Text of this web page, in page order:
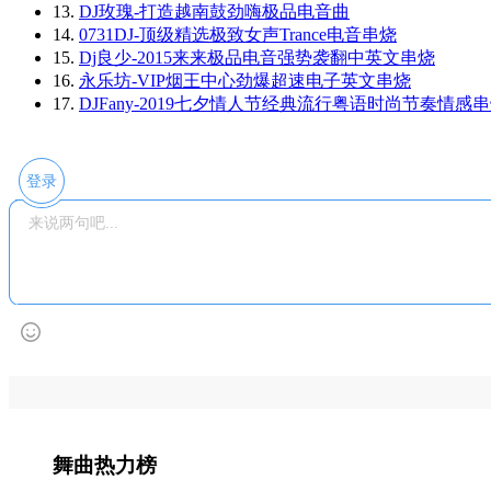
13. DJ玫瑰-打造越南鼓劲嗨极品电音曲
14. 0731DJ-顶级精选极致女声Trance电音串烧
15. Dj良少-2015来来极品电音强势袭翻中英文串烧
16. 永乐坊-VIP烟王中心劲爆超速电子英文串烧
17. DJFany-2019七夕情人节经典流行粤语时尚节奏情感
登录
舞曲热力榜